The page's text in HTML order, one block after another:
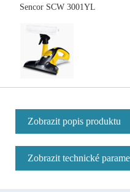
Sencor SCW 3001YL
Zobrazit popis produktu
Zobrazit technické